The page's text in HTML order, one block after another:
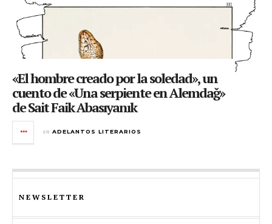
«El hombre creado por la soledad», un
cuento de «Una serpiente en Alemdağ»
de Sait Faik Abasıyanık
en ADELANTOS LITERARIOS
NEWSLETTER